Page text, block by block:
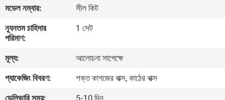
কারখানা
ভ্রমণ
মান
মডেল নম্বার:
সীল কিট
ন্যূনতম চাহিদার
পরিমাণ:
1 সেট
মূল্য:
আলোচনা সাপেক্ষে
প্যাকেজিং বিবরণ:
শক্ত কাগজের বাক্স, কাঠের বাক্স